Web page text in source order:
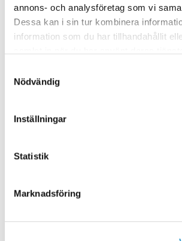
annons- och analysföretag som vi
Dessa kan i sin tur kombinera
information som du har tillhandahållit
Nödvändig
Inställningar
Statistik
Marknadsföring
bara skicka att vi ska hjälpa dig
vidare. Du är alltid välkommen att
ringa till oss så hjälper vi dig att få offert
När du godkänt offerten och
bygglovshandlingarna som
beskrivning levereras till dig för att du